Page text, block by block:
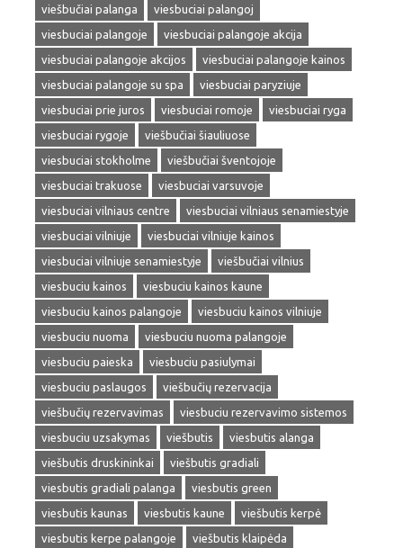
viešbučiai palanga
viesbuciai palangoj
viesbuciai palangoje
viesbuciai palangoje akcija
viesbuciai palangoje akcijos
viesbuciai palangoje kainos
viesbuciai palangoje su spa
viesbuciai paryziuje
viesbuciai prie juros
viesbuciai romoje
viesbuciai ryga
viesbuciai rygoje
viešbučiai šiauliuose
viesbuciai stokholme
viešbučiai šventojoje
viesbuciai trakuose
viesbuciai varsuvoje
viesbuciai vilniaus centre
viesbuciai vilniaus senamiestyje
viesbuciai vilniuje
viesbuciai vilniuje kainos
viesbuciai vilniuje senamiestyje
viešbučiai vilnius
viesbuciu kainos
viesbuciu kainos kaune
viesbuciu kainos palangoje
viesbuciu kainos vilniuje
viesbuciu nuoma
viesbuciu nuoma palangoje
viesbuciu paieska
viesbuciu pasiulymai
viesbuciu paslaugos
viešbučių rezervacija
viešbučių rezervavimas
viesbuciu rezervavimo sistemos
viesbuciu uzsakymas
viešbutis
viesbutis alanga
viešbutis druskininkai
viešbutis gradiali
viesbutis gradiali palanga
viesbutis green
viesbutis kaunas
viesbutis kaune
viešbutis kerpė
viesbutis kerpe palangoje
viešbutis klaipėda